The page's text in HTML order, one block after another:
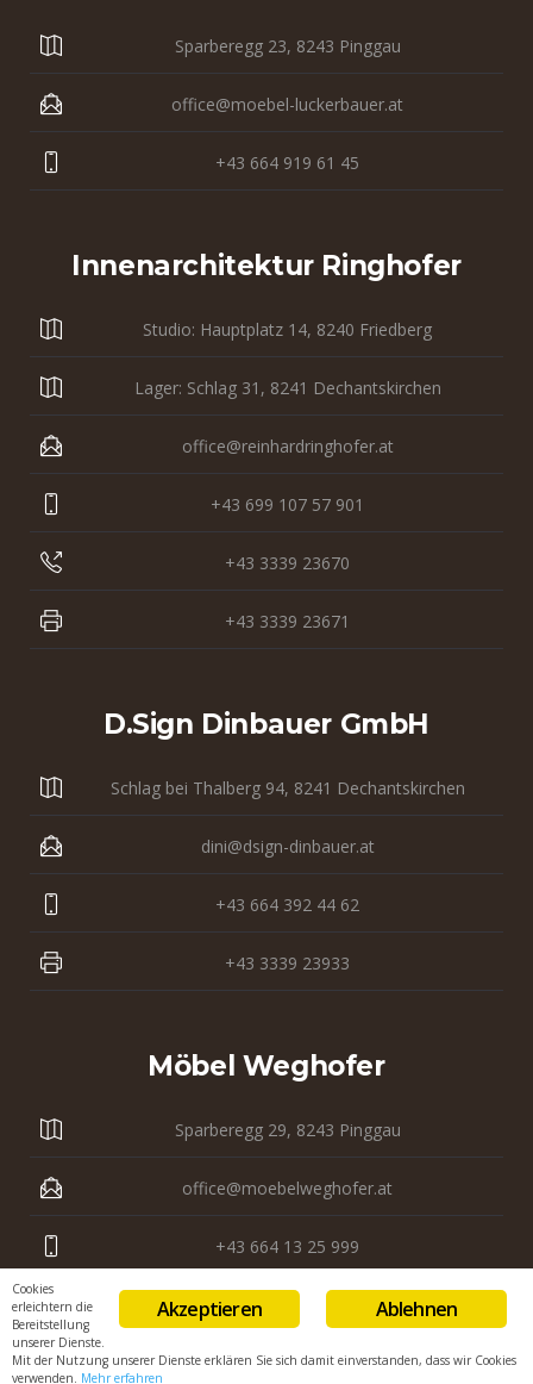
Sparberegg 23, 8243 Pinggau
office@moebel-luckerbauer.at
+43 664 919 61 45
Innenarchitektur Ringhofer
Studio: Hauptplatz 14, 8240 Friedberg
Lager: Schlag 31, 8241 Dechantskirchen
office@reinhardringhofer.at
+43 699 107 57 901
+43 3339 23670
+43 3339 23671
D.sign Dinbauer GmbH
Schlag bei Thalberg 94, 8241 Dechantskirchen
dini@dsign-dinbauer.at
+43 664 392 44 62
+43 3339 23933
Möbel Weghofer
Sparberegg 29, 8243 Pinggau
office@moebelweghofer.at
+43 664 13 25 999
+43 3339 23 121 Ablehnen
Akzeptieren
Cookies
erleichtern die
Bereitstellung
unserer Dienste.
Mit der Nutzung unserer Dienste erklären Sie sich damit einverstanden, dass wir Cookies
verwenden. Mehr erfahren